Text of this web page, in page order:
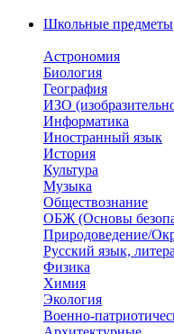
Школьные предметы
Астрономия
Биология
География
ИЗО
Информатика
Иностранный язык
История
Культура
Музыка
Обществознание
ОБЖ (Основы
Природоведение/
Русский язык,
Физика
Химия
Экология
Военно-